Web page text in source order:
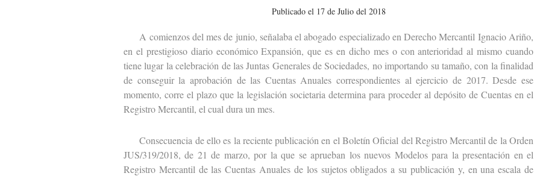
Publicado el 17 de Julio del 2018
A comienzos del mes de junio, señalaba el abogado especializado en Derecho Mercantil Ignacio Ariño,
en el prestigioso diario económico Expansión, que es en dicho mes o con anterioridad al mismo cuando
tiene lugar la celebración de las Juntas Generales de Sociedades, no importando su tamaño, con la finalidad
de conseguir la aprobación de las Cuentas Anuales correspondientes al ejercicio de 2017. Desde ese
momento, corre el plazo que la legislación societaria determina para proceder al depósito de Cuentas en el
Registro Mercantil, el cual dura un mes.
Consecuencia de ello es la reciente publicación en el Boletín Oficial del Registro Mercantil de la Orden
JUS/319/2018, de 21 de marzo, por la que se aprueban los nuevos Modelos para la presentación en el
Registro Mercantil de las Cuentas Anuales de los sujetos obligados a su publicación y, en una escala de